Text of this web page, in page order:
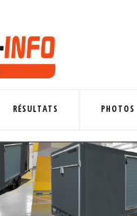
RÉSULTATS PHOTOS